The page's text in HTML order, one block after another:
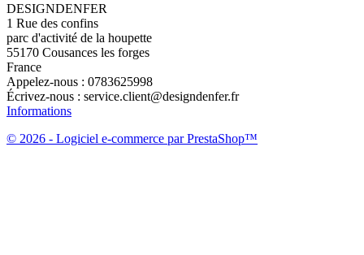
DESIGNDENFER
1 Rue des confins
parc d'activité de la houpette
55170 Cousances les forges
France
Appelez-nous : 0783625998
Écrivez-nous : service.client@designdenfer.fr
Informations
© 2026 - Logiciel e-commerce par PrestaShop™